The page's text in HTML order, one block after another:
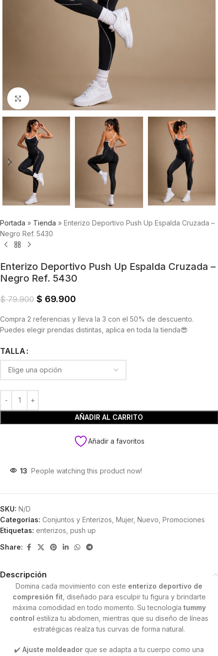
Click para agrandar
Portada » Tienda » Enterizo Deportivo Push Up Espalda Cruzada –
Negro Ref. 5430
Enterizo Deportivo Push Up Espalda Cruzada –
Negro Ref. 5430
$79.900 $ 69.900
Compra 2 referencias y lleva la 3 con el 50% de descuento.
Puedes elegir prendas distintas, aplica en toda la tienda😎
TALLA
AÑADIR AL CARRITO
Añadir a favoritos
13 People watching this product now!
SKU: N/D
Categorías: Conjuntos y Enterizos Mujer, Nuevo Promociones
Etiquetas: enterizos push up
Share:
Descripción
Domina cada movimiento con este enterizo deportivo de
compresión fit, diseñado para esculpir tu figura y brindarte
máxima comodidad en todo momento. Su tecnología tummy
control estiliza tu abdomen, mientras que su diseño de líneas
estratégicas realza tus curvas de forma natural.
✔️ Ajuste moldeador que se adapta a tu cuerpo como una